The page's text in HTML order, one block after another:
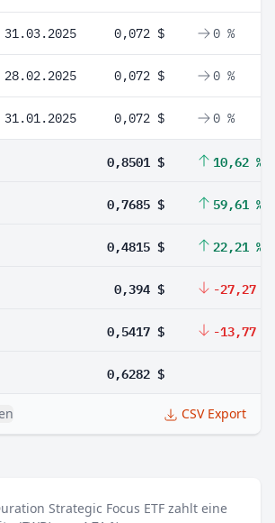
31.03.2025 0,072 $ 0 %
28.02.2025 0,072 $ 0 %
31.01.2025 0,072 $ 0 %
0,8501 $ 10,62 %
0,7685 $ 59,61 %
0,4815 $ 22,21 %
0,394 $ -27,27 %
0,5417 $ -13,77 %
0,6282 $
CSV Export
Strategic Focus ETF zahlt eine